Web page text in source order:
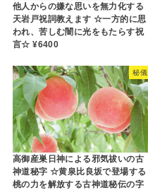
他人からの嫌な思いを無力化する
天岩戸祝詞教えます ☆一方的に思
われ、苦しむ闇に光をもたらす祝
言☆ ¥6400
秘儀
高御産巣日神による邪気祓いの古
神道秘字 ☆黄泉比良坂で登場する
桃の力を解放する古神道秘伝の字